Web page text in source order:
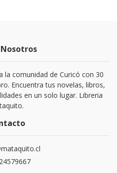
la comunidad de Curicó con 30
Encuentra tus novelas, libros,
en un solo lugar. Libreria